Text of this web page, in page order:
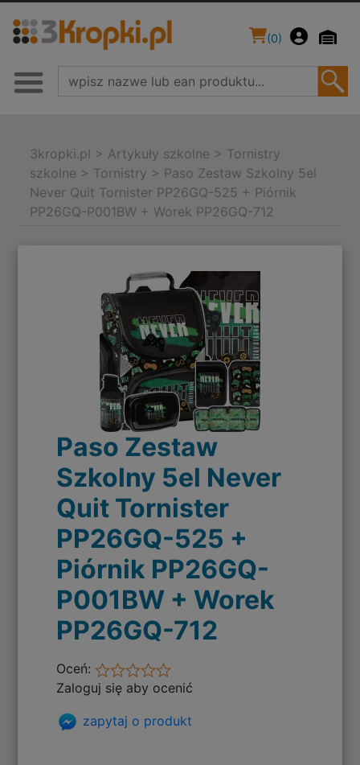
(0)
3kropki.pl > Artykuły szkolne > Tornistry
szkolne > Tornistry > Paso Zestaw Szkolny 5el
Never Quit Tornister PP26GQ-525 + Piórnik
PP26GQ-P001BW + Worek PP26GQ-712
Paso Zestaw
Szkolny 5el Never
Quit Tornister
PP26GQ-525 +
Piórnik PP26GQ-
P001BW + Worek
PP26GQ-712
Oceń:
Zaloguj się aby ocenić
zapytaj o produkt